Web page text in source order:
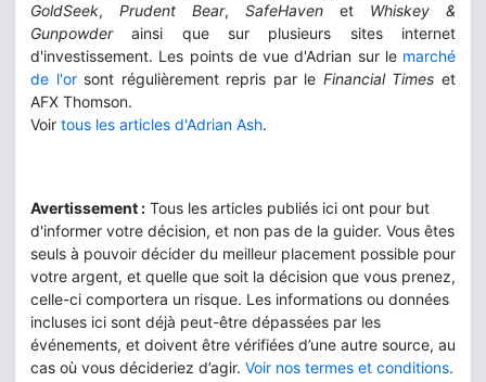
GoldSeek, Prudent Bear, SafeHaven et Whiskey &
Gunpowderainsi que sur plusieurs sites internet
d'investissement. Les points de vue d'Adrian sur le marché
de l'orsont régulièrement repris par le Financial Times et
AFX Thomson.
Voir tous les articles d'Adrian Ash.
Avertissement : Tous les articles publiés ici ont pour but
d'informer votre décision, et non pas de la guider. Vous êtes
seuls à pouvoir décider du meilleur placement possible pour
votre argent, et quelle que soit la décision que vous prenez,
celle-ci comportera un risque. Les informations ou données
incluses ici sont déjà peut-être dépassées par les
événements, et doivent être vérifiées d’une autre source, au
cas où vous décideriez d’agir. Voir nos termes et conditions.